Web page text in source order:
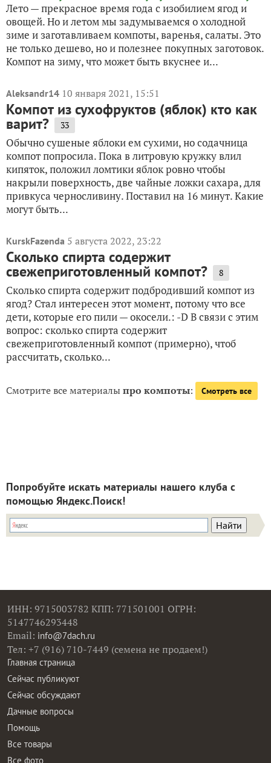
Лето — прекрасное время года с изобилием ягод и
овощей. Но и летом мы задумываемся о холодной
зиме и заготавливаем компоты, варенья, салаты. Это
не только дешево, но и полезнее покупных заготовок.
Компот на зиму, что может быть вкуснее и...
Aleksandr14 10 января 2021, 15:51
Компот из сухофруктов (яблок) кто как
варит? 33
Обычно сушеные яблоки ем сухими, но содачница
компот попросила. Пока в литровую кружку влил
кипяток, положил ломтики яблок ровно чтобы
накрыли поверхность, две чайные ложки сахара, для
привкуса черносливину. Поставил на 16 минут. Какие
могут быть...
KurskFazenda 5 августа 2022, 23:22
Сколько спирта содержит
свежеприготовленный компот? 8
Сколько спирта содержит подбродивший компот из
ягод? Стал интересен этот момент, потому что все
дети, которые его пили — окосели.: -D В связи с этим
вопрос: сколько спирта содержит
свежеприготовленный компот (примерно), чтоб
рассчитать, сколько...
Смотрите все материалыпро компоты: Смотреть все
Попробуйте искать материалы нашего клуба с
помощью Яндекс.Поиск!
ИНН: 9715003782 КПП: 771501001 ОГРН:
5147746293448
Email: info@7dach.ru
Тел: +7 (916) 710-7449 (семена не продаем!)
Главная страница
Сейчас публикуют
Сейчас обсуждают
Дачные вопросы
Помощь
Все товары
Все фото